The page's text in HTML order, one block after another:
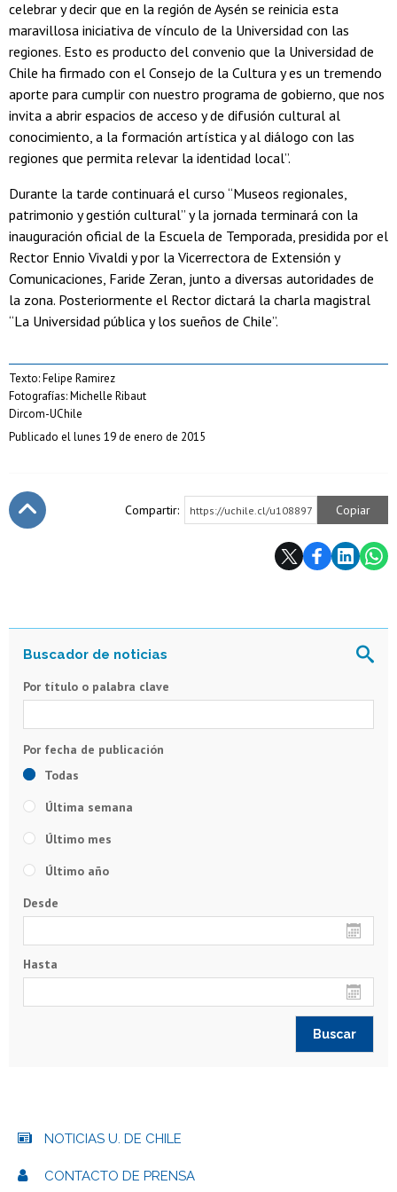
celebrar y decir que en la región de Aysén se reinicia esta
maravillosa iniciativa de vínculo de la Universidad con las
regiones. Esto es producto del convenio que la Universidad de
Chile ha firmado con el Consejo de la Cultura y es un tremendo
aporte para cumplir con nuestro programa de gobierno, que nos
invita a abrir espacios de acceso y de difusión cultural al
conocimiento, a la formación artística y al diálogo con las
regiones que permita relevar la identidad local”.
Durante la tarde continuará el curso “Museos regionales,
patrimonio y gestión cultural” y la jornada terminará con la
inauguración oficial de la Escuela de Temporada, presidida por el
Rector Ennio Vivaldi y por la Vicerrectora de Extensión y
Comunicaciones, Faride Zeran, junto a diversas autoridades de
la zona. Posteriormente el Rector dictará la charla magistral
“La Universidad pública y los sueños de Chile”.
Texto: Felipe Ramirez
Fotografías: Michelle Ribaut
Dircom-UChile
Publicado el lunes 19 de enero de 2015
Compartir: https://uchile.cl/u108897 Copiar
Por título o palabra clave
Todas
Última semana
Último mes
Último año
Desde
Hasta
NOTICIAS U. DE CHILE
CONTACTO DE PRENSA